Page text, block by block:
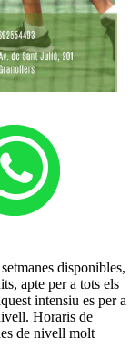
disponibles,
apte per a tots els
intensiu es per a
Horaris de
de nivell molt